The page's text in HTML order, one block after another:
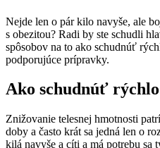
Nejde len o pár kilo navyše, ale
s obezitou? Radi by ste schudli
spôsobov na to ako schudnúť
podporujúce prípravky.
Ako schudnúť rýchlo
Znižovanie telesnej hmotnosti
doby a často krát sa jedná len o
kilá navyše a cíti a má potrebu